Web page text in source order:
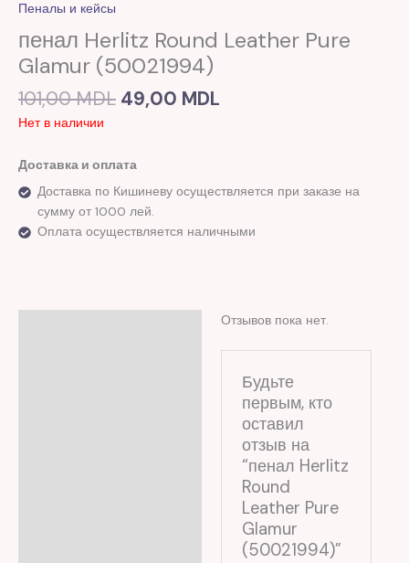
Пеналы и кейсы
пенал Herlitz Round Leather Pure
Glamur (50021994)
101,00MDL 49,00 MDL
Нет в наличии
Доставка и оплата
Доставка по Кишиневу осуществляется при заказе на
сумму от 1000 лей.
Оплата осуществляется наличными
Отзывов пока нет.
Будьте
первым, кто
оставил
отзыв на
“пенал Herlitz
Round
Leather Pure
Glamur
(50021994)”